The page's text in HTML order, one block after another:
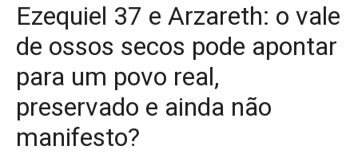
Ezequiel 37 e Arzareth: o vale
de ossos secos pode apontar
para um povo real,
preservado e ainda não
manifesto?